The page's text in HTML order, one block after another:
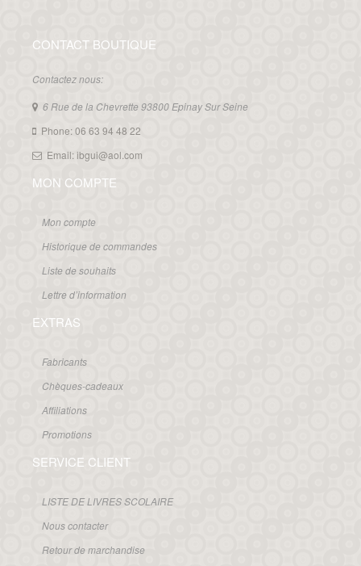
CONTACT BOUTIQUE
Contactez nous:
6 Rue de la Chevrette 93800 Epinay Sur Seine
Phone: 06 63 94 48 22
Email: ibgui@aol.com
MON COMPTE
Mon compte
Historique de commandes
Liste de souhaits
Lettre d’information
EXTRAS
Fabricants
Chèques-cadeaux
Affiliations
Promotions
SERVICE CLIENT
LISTE DE LIVRES SCOLAIRE
Nous contacter
Retour de marchandise